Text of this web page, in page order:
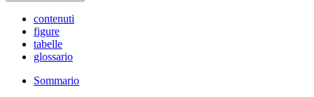
contenuti
figure
tabelle
glossario
Sommario